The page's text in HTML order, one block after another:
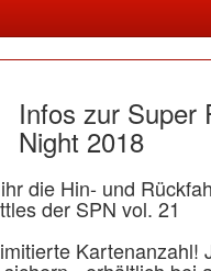
Infos zur Super
Night 2018
die Hin- und
der SPN vol. 21
Kartenanzahl!